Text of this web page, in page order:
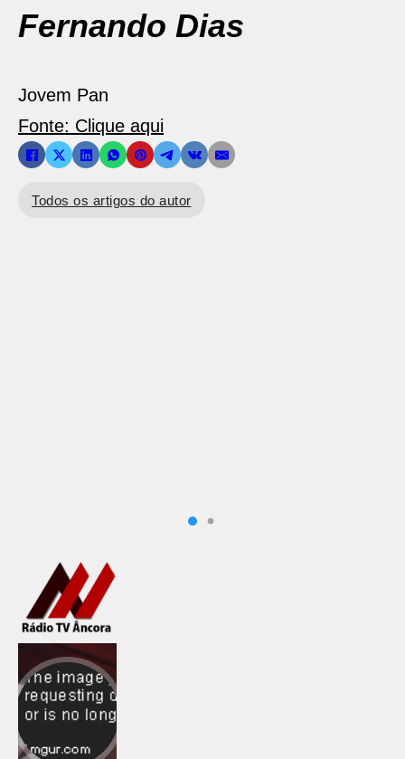
Fernando Dias
Jovem Pan
Fonte: Clique aqui
Todos os artigos do autor